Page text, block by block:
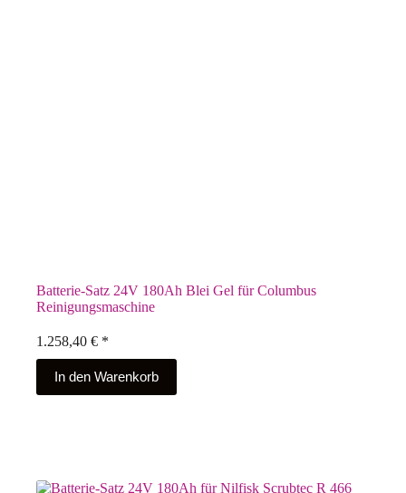
Batterie-Satz 24V 180Ah Blei Gel für Columbus
Reinigungsmaschine
1.258,40 € *
In den Warenkorb